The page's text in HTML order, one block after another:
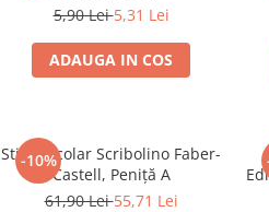
5,90 Lei5,31 Lei
ADAUGA IN COS
-10%
Stilou Școlar Scribolino Faber-
Castell, Peniță A
61,90 Lei55,71 Lei